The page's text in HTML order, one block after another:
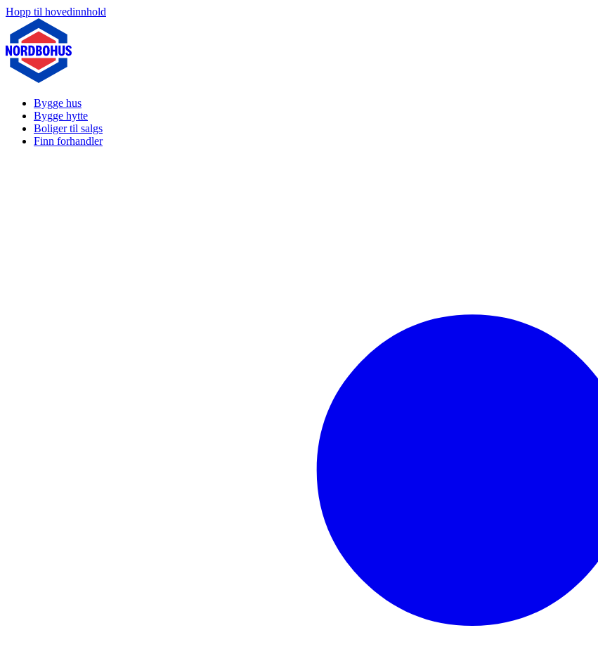
Hopp til hovedinnhold
Bygge hus
Bygge hytte
Boliger til salgs
Finn forhandler